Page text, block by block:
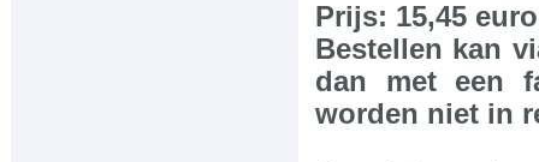
Prijs: 15,45
Bestellen kan
dan met een
worden niet in